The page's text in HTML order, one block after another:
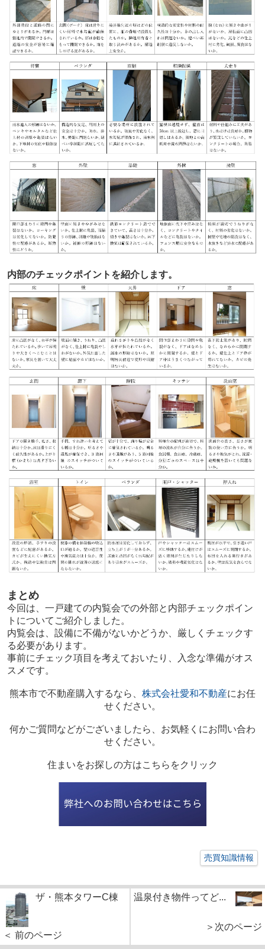
内部のチェックポイントを紹介します。
まとめ
今回は、一戸建ての内覧会での外部と内部チェックポイン
トについてご紹介しました。
内覧会は、設備に不備がないかどうか、厳しくチェックす
る必要があります。
事前にチェック項目を考えておいたり、入念な準備がオス
スメです。
熊本市で不動産購入するなら、 株式会社愛和不動産にお任
せください。
何かご質問などがございましたら、お気軽くにお問い合わ
せください。
住まいをお探しの方はこちらをクリック
売買知識情報
ザ・熊本タワーC棟
＜ 前のページ
温泉付き物件ってど...
＞次のページ